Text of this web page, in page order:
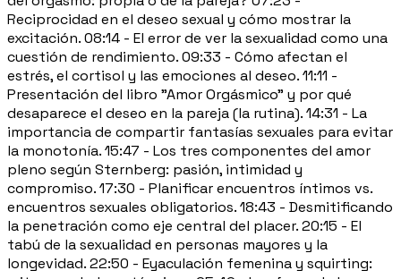
Reciprocidad en el deseo sexual y cómo mostrar la
excitación. 08:14 - El error de ver la sexualidad como una
cuestión de rendimiento. 09:33 - Cómo afectan el
estrés, el cortisol y las emociones al deseo. 11:11 -
Presentación del libro "Amor Orgásmico" y por qué
desaparece el deseo en la pareja (la rutina). 14:31 - La
importancia de compartir fantasías sexuales para evitar
la monotonía. 15:47 - Los tres componentes del amor
pleno según Sternberg: pasión, intimidad y
compromiso. 17:30 - Planificar encuentros íntimos vs.
encuentros sexuales obligatorios. 18:43 - Desmitificando
la penetración como eje central del placer. 20:15 - El
tabú de la sexualidad en personas mayores y la
longevidad. 22:50 - Eyaculación femenina y squirting: